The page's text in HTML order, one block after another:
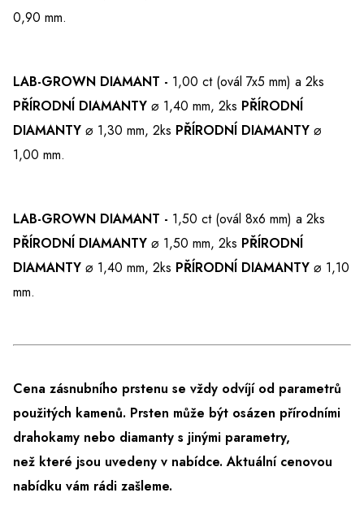
0,90 mm.
LAB-GROWN DIAMANT - 1,00 ct (ovál 7x5 mm) a 2ks
PŘÍRODNÍ DIAMANTY ⌀ 1,40 mm, 2ks PŘÍRODNÍ
DIAMANTY ⌀ 1,30 mm, 2ks PŘÍRODNÍ DIAMANTY ⌀
1,00 mm.
LAB-GROWN DIAMANT - 1,50 ct (ovál 8x6 mm) a 2ks
PŘÍRODNÍ DIAMANTY ⌀ 1,50 mm, 2ks PŘÍRODNÍ
DIAMANTY ⌀ 1,40 mm, 2ks PŘÍRODNÍ DIAMANTY ⌀ 1,10
mm.
Cena zásnubního prstenu se vždy odvíjí od parametrů
použitých kamenů. Prsten může být osázen přírodními
drahokamy nebo diamanty s jinými parametry,
než které jsou uvedeny v nabídce.Aktuální cenovou
nabídku vám rádi zašleme.